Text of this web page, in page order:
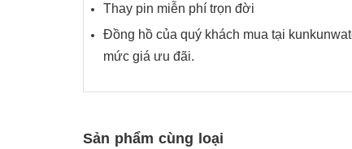
Thay pin miễn phí trọn đời
Đồng hồ của quý khách mua tại
mức giá ưu đãi.
Sản phẩm cùng loại